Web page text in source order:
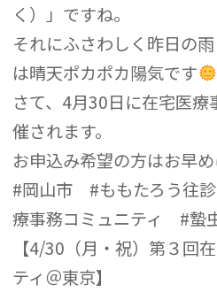
く）」ですね。
それにふさわしく昨日の
は晴天ポカポカ陽気です
さて、4月30日に在宅医
催されます。
お申込み希望の方はお早め
#岡山市 #ももたろう往
療事務コミュニティ #蟄
【4/30（月・祝）第３回
ティ＠東京】